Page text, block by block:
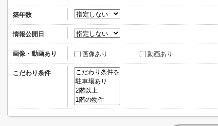
築年数
情報公開日
画像・動画あり 画像あり 動画あり
こだわり条件